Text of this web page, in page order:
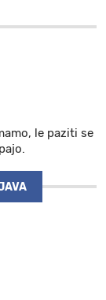
le paziti se